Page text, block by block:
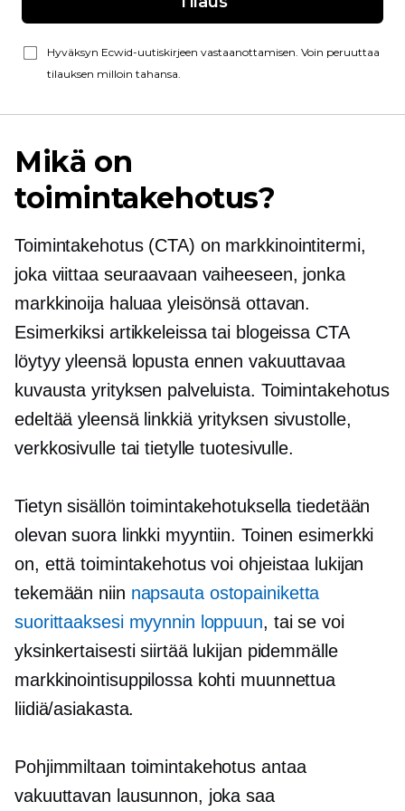
Hyväksyn Ecwid-uutiskirjeen vastaanottamisen. Voin peruuttaa
tilauksen milloin tahansa.
Mikä on
toimintakehotus?
Toimintakehotus (CTA) on markkinointitermi,
joka viittaa seuraavaan vaiheeseen, jonka
markkinoija haluaa yleisönsä ottavan.
Esimerkiksi artikkeleissa tai blogeissa CTA
löytyy yleensä lopusta ennen vakuuttavaa
kuvausta yrityksen palveluista. Toimintakehotus
edeltää yleensä linkkiä yrityksen sivustolle,
verkkosivulle tai tietylle tuotesivulle.
Tietyn sisällön toimintakehotuksella tiedetään
olevan suora linkki myyntiin. Toinen esimerkki
on, että toimintakehotus voi ohjeistaa lukijan
tekemään niin napsauta ostopainiketta
suorittaaksesi myynnin loppuun, tai se voi
yksinkertaisesti siirtää lukijan pidemmälle
markkinointisuppilossa kohti muunnettua
liidiä/asiakasta.
Pohjimmiltaan toimintakehotus antaa
vakuuttavan lausunnon, joka saa